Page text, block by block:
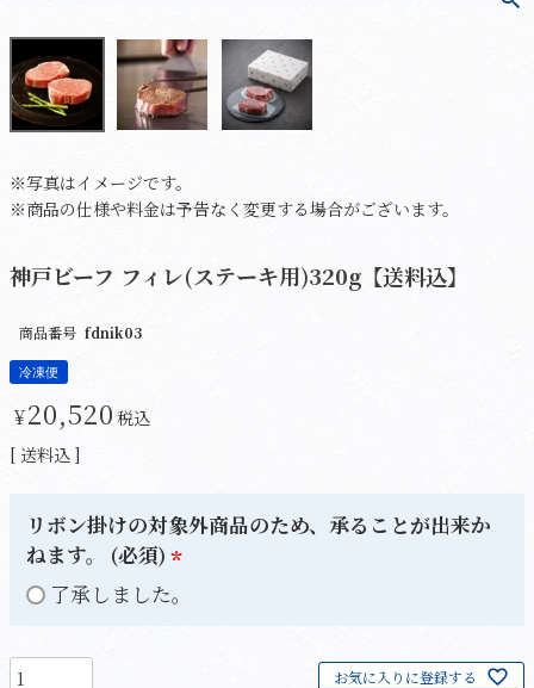
※写真はイメージです。
※商品の仕様や料金は予告なく変更する場合がございます。
神戸ビーフ フィレ(ステーキ用)320g【送料込】
商品番号 fdnik03
冷凍便
¥20,520 税込
送料込
リボン掛けの対象外商品のため、承ることが出来か
ねます。 (必須)
(
了承しました。
お気に入りに登録する